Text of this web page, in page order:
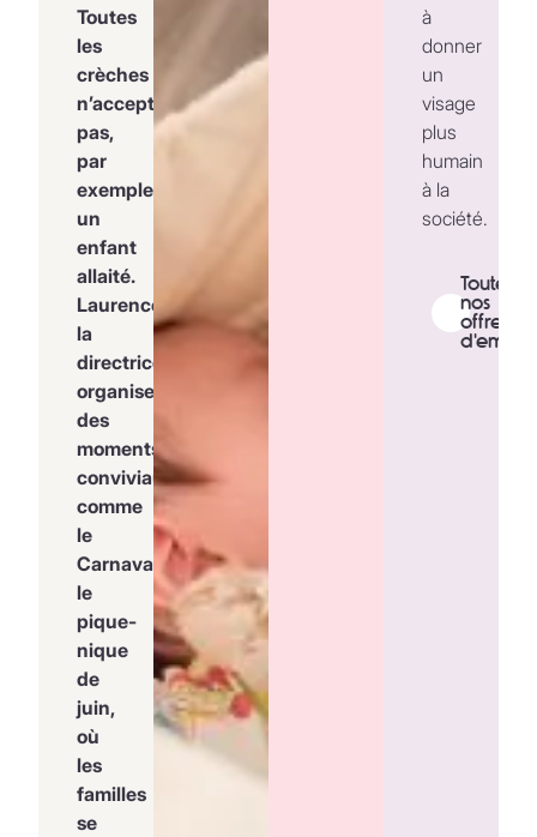
Toutes
les
crèches
n’acceptent
pas,
par
exemple,
un
enfant
allaité.
Laurence,
la
directrice,
organise
des
moments
conviviaux
comme
le
Carnaval,
le
pique-
nique
de
juin,
où
les
familles
se
à
donner
un
visage
plus
humain
à la
société.
Toutes
nos
offres
d'emploi